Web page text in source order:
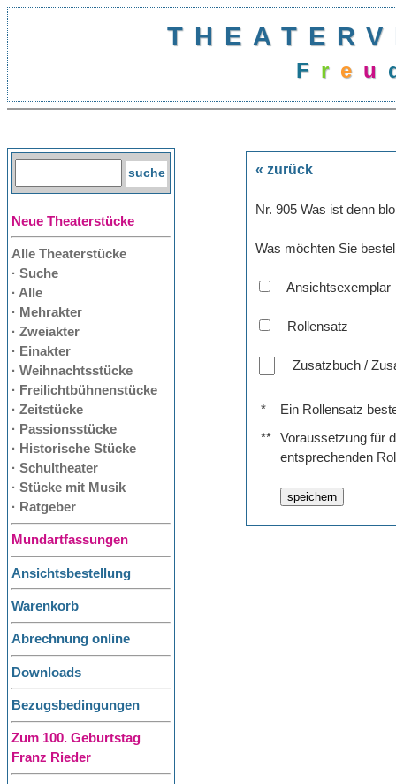
Freu
Neue Theaterstücke
Alle Theaterstücke
· Suche
· Alle
· Mehrakter
· Zweiakter
· Einakter
· Weihnachtsstücke
· Freilichtbühnenstücke
· Zeitstücke
· Passionsstücke
· Historische Stücke
· Schultheater
· Stücke mit Musik
· Ratgeber
Mundartfassungen
Ansichtsbestellung
Warenkorb
Abrechnung online
Downloads
Bezugsbedingungen
Zum 100. Geburtstag
Franz Rieder
« zurück
Nr. 905 Was ist denn
Was möchten Sie
Ansichtsexemplar
Rollensatz
Zusatzbuch /
*
Ein Rollensatz
**
Voraussetzung für
entsprechenden